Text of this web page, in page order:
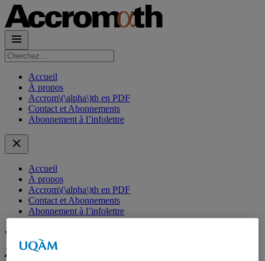
Rechercher :
Accueil
À propos
Accrom\(\alpha\)th en PDF
Contact et Abonnements
Abonnement à l’infolettre
Accueil
À propos
Accrom\(\alpha\)th en PDF
Contact et Abonnements
Abonnement à l’infolettre
Volume :
2011